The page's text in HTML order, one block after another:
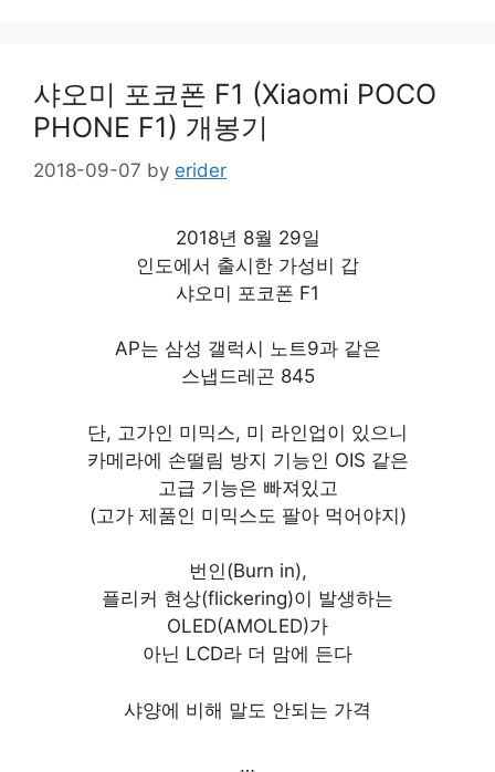
샤오미 포코폰 F1 (Xiaomi POCO
PHONE F1) 개봉기
2018-09-07 by erider
2018년 8월 29일
인도에서 출시한 가성비 갑
샤오미 포코폰 F1
AP는 삼성 갤럭시 노트9과 같은
스냅드레곤 845
단, 고가인 미믹스, 미 라인업이 있으니
카메라에 손떨림 방지 기능인 OIS 같은
고급 기능은 빠져있고
(고가 제품인 미믹스도 팔아 먹어야지)
번인(Burn in),
플리커 현상(flickering)이 발생하는
OLED(AMOLED)가
아닌 LCD라 더 맘에 든다
샤양에 비해 말도 안되는 가격
…